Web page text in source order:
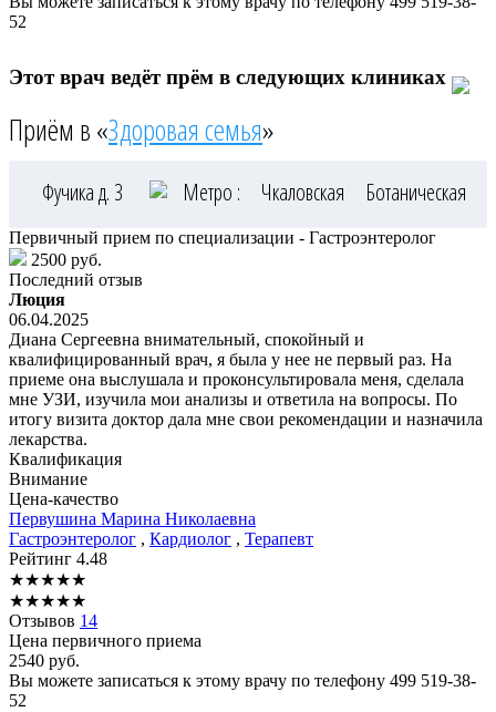
52
Этот врач ведёт прём в следующих клиниках
Приём в «Здоровая семья»
Фучика д. 3 Метро : Чкаловская Ботаническая
Первичный прием по специализации - Гастроэнтеролог
2500 руб.
Последний отзыв
Люция
06.04.2025
Диана Сергеевна внимательный, спокойный и
квалифицированный врач, я была у нее не первый раз. На
приеме она выслушала и проконсультировала меня, сделала
мне УЗИ, изучила мои анализы и ответила на вопросы. По
итогу визита доктор дала мне свои рекомендации и назначила
лекарства.
Квалификация
Внимание
Цена-качество
Первушина Марина Николаевна
Гастроэнтеролог , Кардиолог , Терапевт
Рейтинг 4.48
★★★★★
★★★★★
Отзывов 14
Цена первичного приема
2540 руб.
Вы можете записаться к этому врачу по телефону 499 519-38-
52